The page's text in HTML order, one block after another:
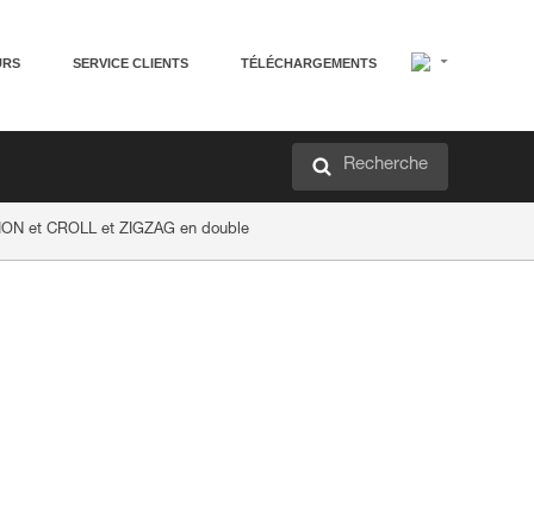
SERVICE CLIENTS TÉLÉCHARGEMENTS
Recherche
et CROLL et ZIGZAG en double